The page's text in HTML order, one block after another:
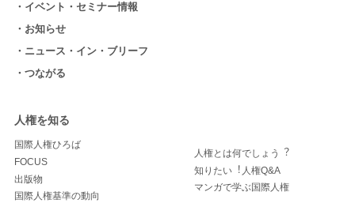
イベント・セミナー情報
お知らせ
ニュース・イン・ブリーフ
つながる
人権を知る
国際人権ひろば
FOCUS
出版物
国際人権基準の動向
人権とは何でしょう︖
知りたい︕人権Q&A
マンガで学ぶ国際人権